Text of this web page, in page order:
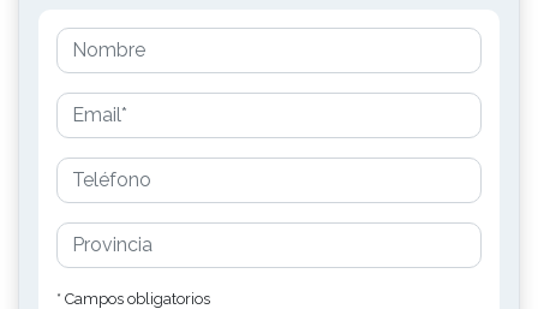
* Campos obligatorios